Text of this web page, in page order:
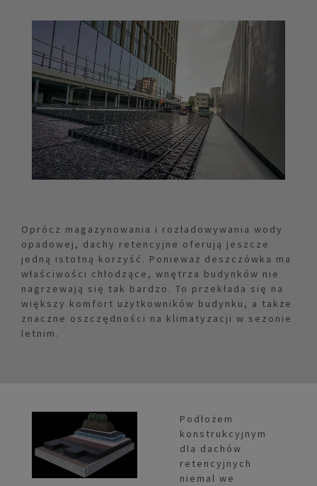
Oprócz magazynowania i rozładowywania wody
opadowej, dachy retencyjne oferują jeszcze
jedną istotną korzyść. Ponieważ deszczówka ma
właściwości chłodzące, wnętrza budynków nie
nagrzewają się tak bardzo. To przekłada się na
większy komfort użytkowników budynku, a także
znaczne oszczędności na klimatyzacji w sezonie
letnim.
Podłożem
konstrukcyjnym
dla dachów
retencyjnych
niemal we